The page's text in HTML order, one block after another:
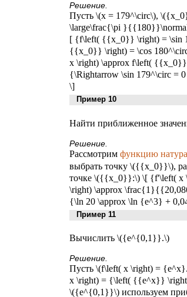
Решение.
Пусть \(x = 179^\circ\),
\large\frac{\pi
[ {f\left( {{x_0}} \right) = \sin
{{x_0}} \right) = \cos
x \right) \approx f\left(
{\Rightarrow \sin 179^\circ
\]
Пример 10
Найти приближенное
Решение.
Рассмотрим функцию
выбрать точку \({{x_0}}\),
точке \({{x_0}}:\) \[ {f'\left(
\right) \approx
{\ln 20 \approx \ln {e^3} +
Пример 11
Вычислить \({e^{0,1}}.\)
Решение.
Пусть \(f\left( x \right) =
x \right) = {\left( {{e^x}}
\({e^{0,1}}\) используем